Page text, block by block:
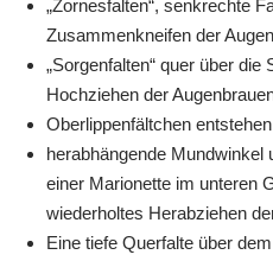
„Zornesfalten“, senkrechte
Zusammenkneifen der
„Sorgenfalten“ quer über
Hochziehen der
Oberlippenfältchen
herabhängende Mundwinkel
einer Marionette im unteren
wiederholtes Herabziehen
Eine tiefe Querfalte über